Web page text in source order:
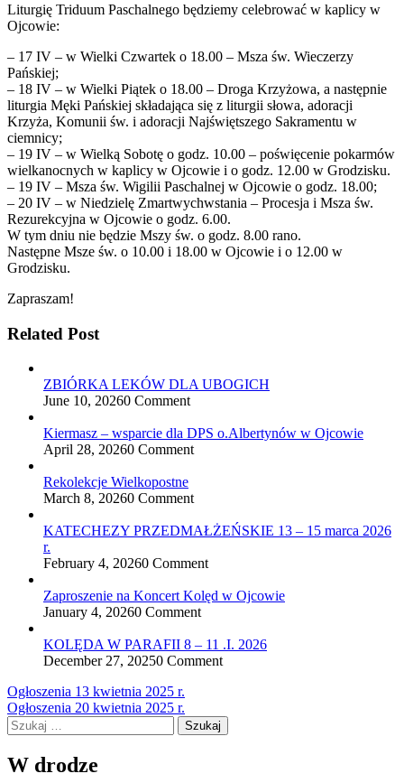
Liturgię Triduum Paschalnego będziemy celebrować w kaplicy w
Ojcowie:
– 17 IV – w Wielki Czwartek o 18.00 – Msza św. Wieczerzy
Pańskiej;
– 18 IV – w Wielki Piątek o 18.00 – Droga Krzyżowa, a następnie
liturgia Męki Pańskiej składająca się z liturgii słowa, adoracji
Krzyża, Komunii św. i adoracji Najświętszego Sakramentu w
ciemnicy;
– 19 IV – w Wielką Sobotę o godz. 10.00 – poświęcenie pokarmów
wielkanocnych w kaplicy w Ojcowie i o godz. 12.00 w Grodzisku.
– 19 IV – Msza św. Wigilii Paschalnej w Ojcowie o godz. 18.00;
– 20 IV – w Niedzielę Zmartwychwstania – Procesja i Msza św.
Rezurekcyjna w Ojcowie o godz. 6.00.
W tym dniu nie będzie Mszy św. o godz. 8.00 rano.
Następne Msze św. o 10.00 i 18.00 w Ojcowie i o 12.00 w
Grodzisku.
Zapraszam!
Related Post
ZBIÓRKA LEKÓW DLA UBOGICH
June 10, 20260 Comment
Kiermasz – wsparcie dla DPS o.Albertynów w Ojcowie
April 28, 20260 Comment
Rekolekcje Wielkopostne
March 8, 20260 Comment
KATECHEZY PRZEDMAŁŻEŃSKIE 13 – 15 marca 2026
r.
February 4, 20260 Comment
Zaproszenie na Koncert Kolęd w Ojcowie
January 4, 20260 Comment
KOLĘDA W PARAFII 8 – 11 .I. 2026
December 27, 20250 Comment
Nawigacja
wpisu
Ogłoszenia 13 kwietnia 2025 r.
Ogłoszenia 20 kwietnia 2025 r.
Szukaj:
W drodze